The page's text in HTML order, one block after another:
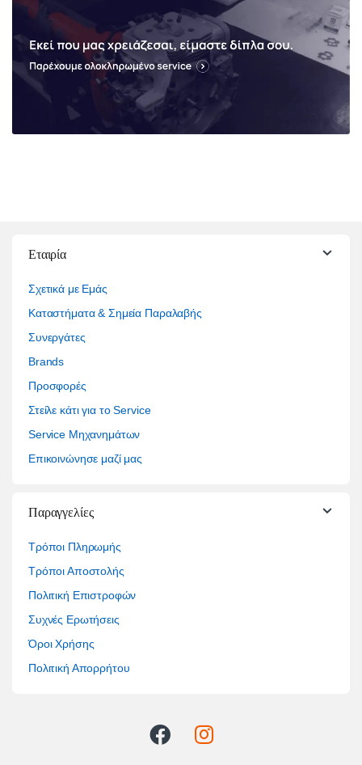
Εταιρία
Σχετικά με Εμάς
Καταστήματα & Σημεία Παραλαβής
Συνεργάτες
Brands
Προσφορές
Στείλε κάτι για το Service
Service Μηχανημάτων
Επικοινώνησε μαζί μας
Παραγγελίες
Τρόποι Πληρωμής
Τρόποι Αποστολής
Πολιτική Επιστροφών
Συχνές Ερωτήσεις
Όροι Χρήσης
Πολιτική Απορρήτου